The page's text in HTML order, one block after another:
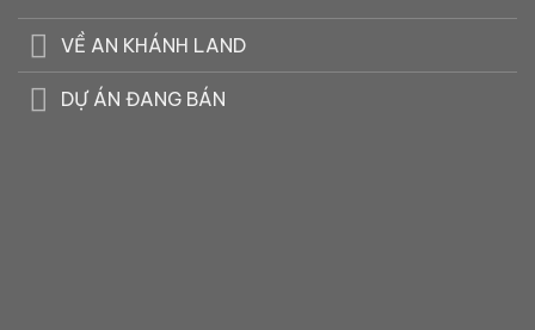
VỀ AN KHÁNH LAND
DỰ ÁN ĐANG BÁN